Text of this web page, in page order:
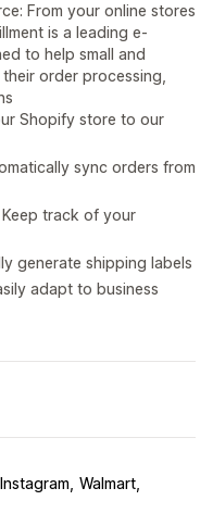
From your online stores
is a leading e-
to help small and
their order processing,
Shopify store to our
sync orders from
Keep track of your
generate shipping labels
adapt to business
Walmart